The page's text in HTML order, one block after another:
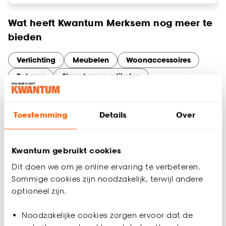
Toestemming Details Over
Kwantum gebruikt cookies
Dit doen we om je online ervaring te verbeteren.
Sommige cookies zijn noodzakelijk, terwijl andere
optioneel zijn.
Noodzakelijke cookies zorgen ervoor dat de
Wat heeft Kwantum Merksem nog meer te
bieden
Verlichting Meubelen
Woonaccessoires
Behang
Slaapkamer artikelen
Tuinassortiment
Maak optimaal gebruik van onze services in Merksem. Of je
nu online bestelt en in de winkel ophaalt, thuisadvies nodig
wij maken het makkelijk.